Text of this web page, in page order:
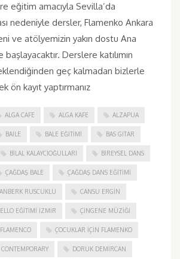
eğitim amacıyla Sevilla’da
nedeniyle dersler, Flamenko Ankara
ve atölyemizin yakın dostu Ana
Derslere katılımın
geç kalmadan bizlerle
ön kayıt yaptırmanız
ALGA CAFE ALGA KAFE ALZAPUA
BAILE BALE EĞITIMI BAS GITAR
BILAL KALAYCIOĞULLARI BIREYSEL DANS
ÇAĞDAŞ BALE ÇAĞDAŞ DANS EĞITIMI
RUSCUKLU CANSU ERGIN
EĞITIMI İZMIR ÇINGENE MÜZIĞI
ÇOCUKLAR IÇIN FLAMENKO
CONTEMPORARY DORUK DEMIRCAN